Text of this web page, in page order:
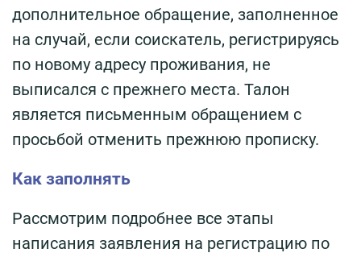
дополнительное обращение, заполненное
на случай, если соискатель, регистрируясь
по новому адресу проживания, не
выписался с прежнего места. Талон
является письменным обращением с
просьбой отменить прежнюю прописку.
Как заполнять
Рассмотрим подробнее все этапы
написания заявления на регистрацию по